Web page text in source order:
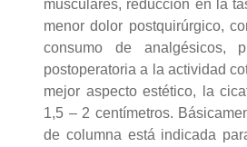
musculares, reducción en la
menor dolor postquirúrgico,
consumo de analgésicos,
postoperatoria a la actividad
mejor aspecto estético, la
1,5 – 2 centímetros.
de columna está indicada